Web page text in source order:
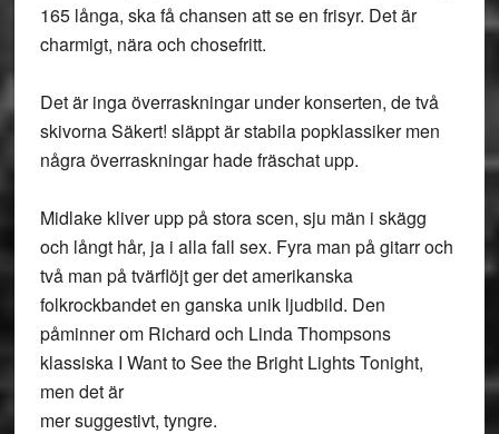
165 långa, ska få chansen att se en frisyr. Det är
charmigt, nära och chosefritt.
Det är inga överraskningar under konserten, de två
skivorna Säkert! släppt är stabila popklassiker men
några överraskningar hade fräschat upp.
Midlakekliver upp på stora scen, sju män i skägg
och långt hår, ja i alla fall sex. Fyra man på gitarr och
två man på tvärflöjt ger det amerikanska
folkrockbandet en ganska unik ljudbild. Den
påminner om Richard och Linda Thompsons
klassiska I Want to See the Bright Lights Tonight,
men det är
mer suggestivt, tyngre.